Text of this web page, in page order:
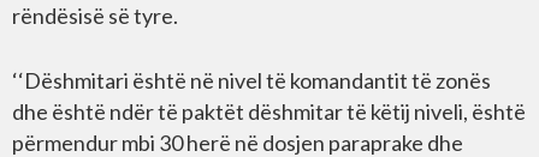
rëndësisë së tyre.
‘‘Dëshmitari është në nivel të komandantit të zonës
dhe është ndër të paktët dëshmitar të këtij niveli, është
përmendur mbi 30 herë në dosjen paraprake dhe